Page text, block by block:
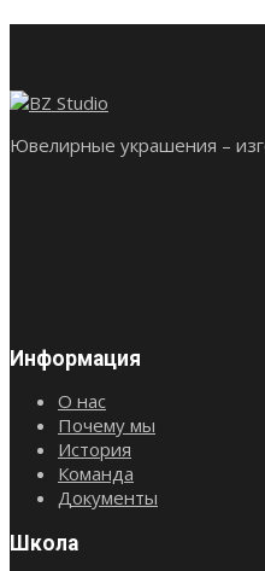
Ювелирные украшения –
Информация
О нас
Почему мы
История
Команда
Документы
Школа